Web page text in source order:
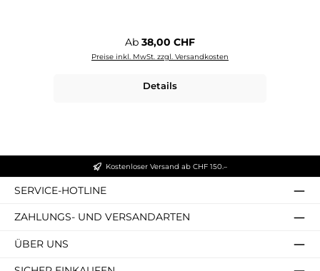
Regulärer Preis:
Ab 38,00 CHF
Preise inkl. MwSt. zzgl. Versandkosten
Details
Kostenloser Versand ab CHF 150.–
SERVICE-HOTLINE
ZAHLUNGS- UND VERSANDARTEN
ÜBER UNS